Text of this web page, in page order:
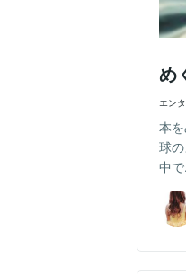
め
エン
本
球
中